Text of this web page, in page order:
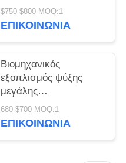
επίδειξης ποτών
πορτών γυαλιού
$750-$800 MOQ:1
ΕΠΙΚΟΙΝΩΝΊΑ
Βιομηχανικός
εξοπλισμός ψύξης
μεγάλης
περιεκτικότητας
οριζόντιος για την
680-$700 MOQ:1
ΕΠΙΚΟΙΝΩΝΊΑ